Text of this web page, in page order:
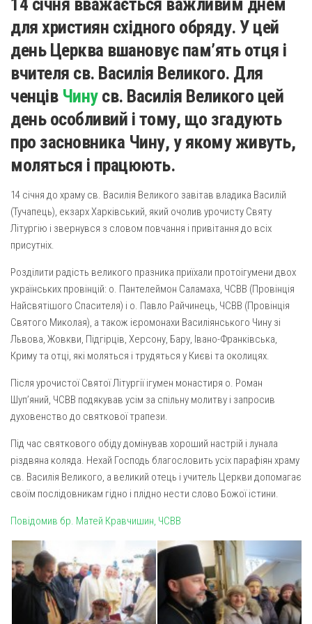
Архистратига Михаїла (м. Люботин)
Покрови Пресвятої Богородиці (с. Вільча)
Преображенська парафія (м. Лозова)
Парафія Благовіщення Пресвятої Богородиці (смт
Золочів)
Парафія Різдва Пресвятої Богородиці м. Берестин
Парохії Полтавської області
Пресвятої Трійці (м. Полтава)
Всіх Святих українського народу (м. Полтава)
Свято-Юріївська парафія (м. Полтава)
Благовіщення Пресвятої Богородиці (с. Шевченки)
Введення у храм Пресвятої Богородиці (с. Дашківка)
Вознесіння ГНІХ (с. Витівка)
Вознесіння Господнього (м. Кобеляки)
Пророка Іллі (смт. Білики)
Різдва Пресвятої Богородиці (с. Вільховатка)
Св. Апостола Андрія Первозванного (с. Засулля)
Успіння Пресвятої Богородиці (м. Кременчук)
Успіння Пресвятої Богородиці (м. Лубни)
Парохії Сумської області
Введення в храм Богородиці (м. Суми)
Матері Божої Неустанної Помочі (м. Охтирка)
Монастирі
Свято-Покровський монастир оо Василіян
Свято-Івано-Павлівський монастир сестер Згромадження
Газета Християнський голос
Надруковані числа
Молитви
14 січня вважається важливим днем
для християн східного обряду. У цей
день Церква вшановує пам’ять отця і
вчителя св. Василія Великого. Для
ченців Чинусв. Василія Великого цей
день особливий і тому, що згадують
про засновника Чину, у якому живуть,
моляться і працюють.
14 січня до храму св. Василія Великого завітав владика Василій
(Тучапець), екзарх Харківський, який очолив урочисту Святу
Літургію і звернувся з словом повчання і привітання до всіх
присутніх.
Розділити радість великого празника приїхали протоігумени двох
українських провінцій: о. Пантелеймон Саламаха, ЧСВВ (Провінція
Найсвятішого Спасителя) і о. Павло Райчинець, ЧСВВ (Провінція
Святого Миколая), а також ієромонахи Василіянського Чину зі
Львова, Жовкви, Підгірців, Херсону, Бару, Івано-Франківська,
Криму та отці, які моляться і трудяться у Києві та околицях.
Після урочистої Святої Літургії ігумен монастиря о. Роман
Шуп’яний, ЧСВВ подякував усім за спільну молитву і запросив
духовенство до святкової трапези.
Під час святкового обіду домінував хороший настрій і лунала
різдвяна коляда. Нехай Господь благословить усіх парафіян храму
св. Василія Великого, а великий отець і учитель Церкви допомагає
своїм послідовникам гідно і плідно нести слово Божої істини.
Повідомив бр. Матей Кравчишин, ЧСВВ